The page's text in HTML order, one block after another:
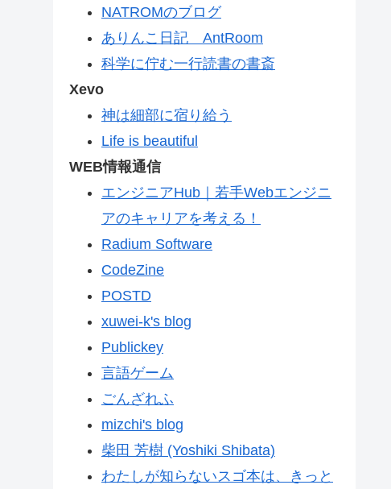
NATROMのブログ
ありんこ日記 AntRoom
科学に佇む一行読書の書斎
Xevo
神は細部に宿り給う
Life is beautiful
WEB情報通信
エンジニアHub｜若手Webエンジニ
アのキャリアを考える！
Radium Software
CodeZine
POSTD
xuwei-k's blog
Publickey
言語ゲーム
ごんざれふ
mizchi's blog
柴田 芳樹 (Yoshiki Shibata)
わたしが知らないスゴ本は、きっと